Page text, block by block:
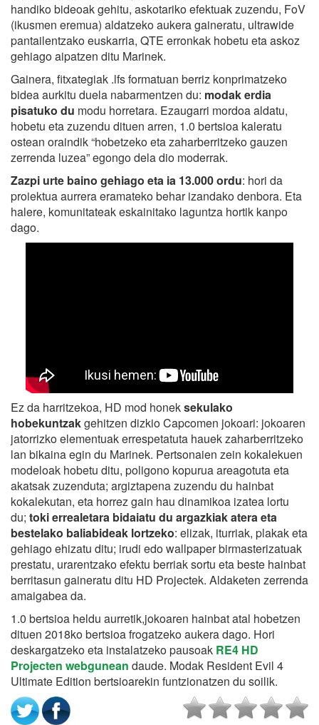
handiko bideoak gehitu, askotariko efektuak zuzendu, FoV
(ikusmen eremua) aldatzeko aukera gaineratu, ultrawide
pantailentzako euskarria, QTE erronkak hobetu eta askoz
gehiago aipatzen ditu Marinek.
Gainera, fitxategiak .lfs formatuan berriz konprimatzeko
bidea aurkitu duela nabarmentzen du: modak erdia
pisatuko du modu horretara. Ezaugarri mordoa aldatu,
hobetu eta zuzendu dituen arren, 1.0 bertsioa kaleratu
ostean oraindik “hobetzeko eta zaharberritzeko gauzen
zerrenda luzea” egongo dela dio moderrak.
Zazpi urte baino gehiago eta ia 13.000 ordu: hori da
proiektua aurrera eramateko behar izandako denbora. Eta
halere, komunitateak eskainitako laguntza hortik kanpo
dago.
Ez da harritzekoa, HD mod honeksekulako
hobekuntzakgehitzen dizkio Capcomen jokoari: jokoaren
jatorrizko elementuak errespetatuta hauek zaharberritzeko
lan bikaina egin du Marinek. Pertsonaien zein kokalekuen
modeloak hobetu ditu, poligono kopurua areagotuta eta
akatsak zuzenduta; argiztapena zuzendu du hainbat
kokalekutan, eta horrez gain hau dinamikoa izatea lortu
du; toki errealetara bidaiatu du argazkiak atera eta
bestelako baliabideak lortzeko: elizak, iturriak, plakak eta
gehiago ehizatu ditu; irudi edo wallpaper birmasterizatuak
prestatu, urarentzako efektu berriak sortu eta beste hainbat
berritasun gaineratu ditu HD Projectek. Aldaketen zerrenda
amaigabea da.
1.0 bertsioa heldu aurretik,jokoaren hainbat atal hobetzen
dituen 2018ko bertsioa frogatzeko aukera dago. Hori
deskargatzeko eta instalatzeko pausoak RE4 HD
Projecten webgunean daude. Modak Resident Evil 4
Ultimate Edition bertsioarekin funtzionatzen du soilik.